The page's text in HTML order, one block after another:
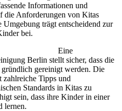
Informationen und
die Anforderungen von Kitas
Umgebung trägt entscheidend zur
bei.
Eine
Berlin stellt sicher, dass die
gereinigt werden. Die
zahlreiche Tipps und
Standards in Kitas zu
sein, dass ihre Kinder in einer
lernen.